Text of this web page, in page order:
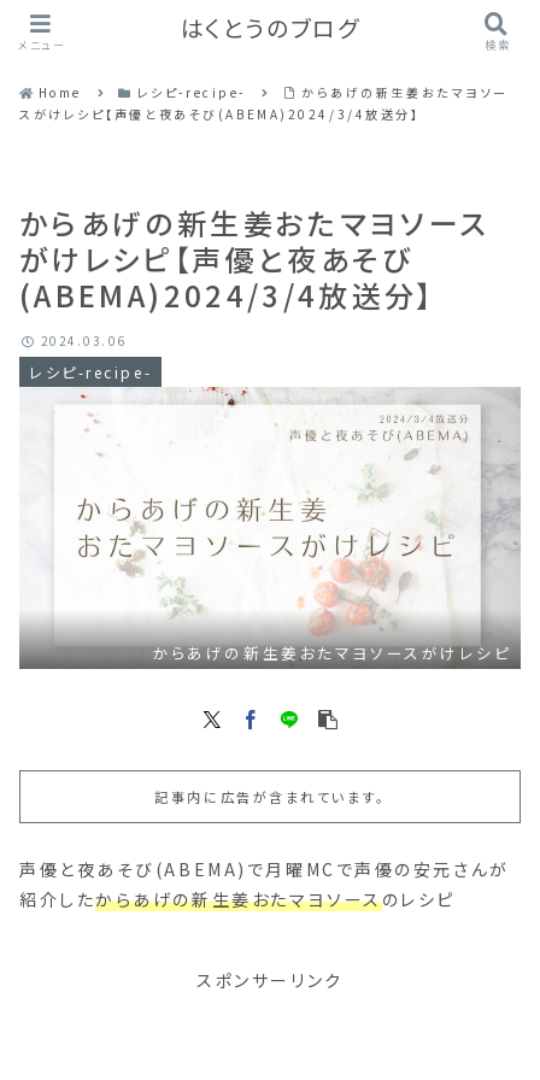
Home レシピ-recipe-
からあげの新生姜おたマヨソー
スがけレシピ【声優と夜あそび(ABEMA)2024/3/4放送分】
からあげの新生姜おたマヨソース
がけレシピ【声優と夜あそび
(ABEMA)2024/3/4放送分】
レシピ-recipe-
からあげの新生姜おたマヨソースがけレシピ
2024.03.06
記事内に広告が含まれています。
声優と夜あそび(ABEMA)で月曜MCで声優の安元さんが
紹介したからあげの新生姜おたマヨソースのレシピ
スポンサーリンク
メニュー
はくとうのブログ
検索